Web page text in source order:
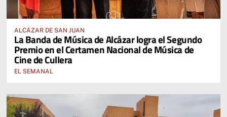
ALCÁZAR DE SAN JUAN
La Banda de Música de Alcázar logra el Segundo
Premio en el Certamen Nacional de Música de
Cine de Cullera
EL SEMANAL